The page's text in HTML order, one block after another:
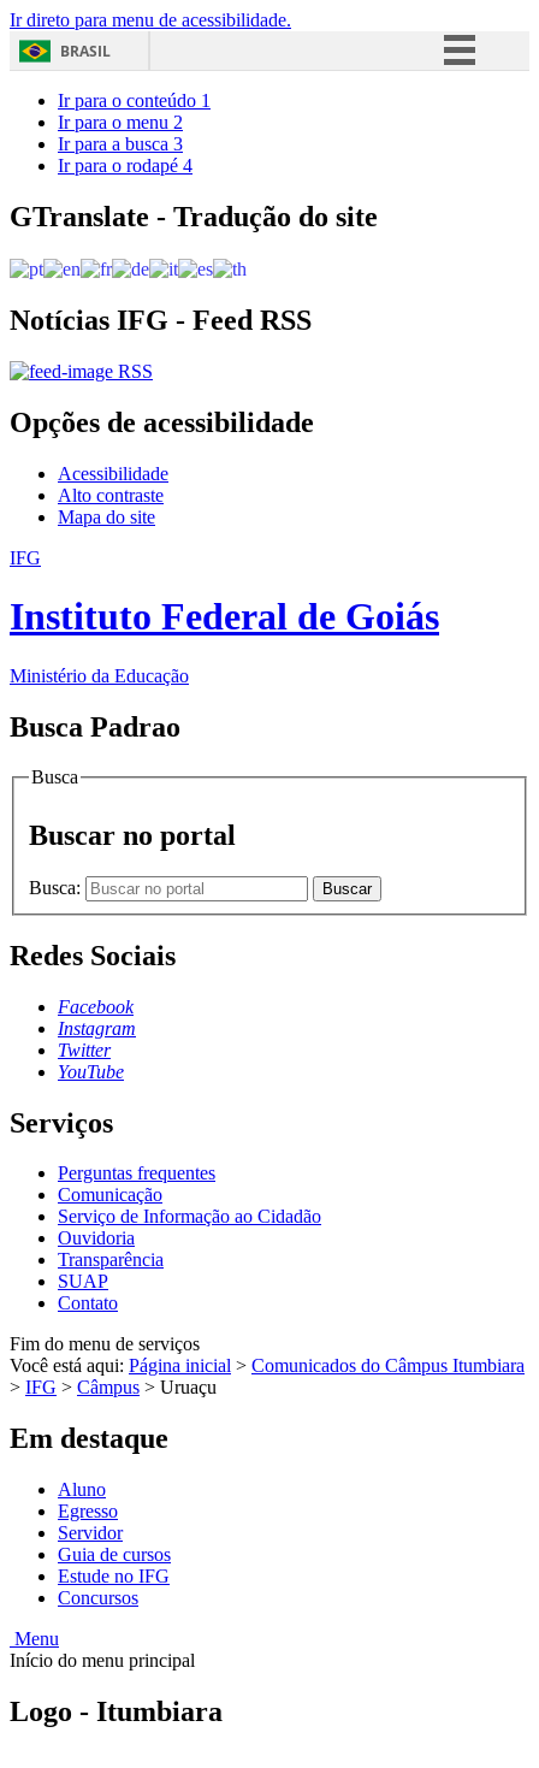
Ir direto para menu de acessibilidade.
BRASIL
Acesso à informação
Ir para o conteúdo 1
Ir para o menu 2
Ir para a busca 3
Ir para o rodapé 4
GTranslate - Tradução do site
Notícias IFG - Feed RSS
RSS
Opções de acessibilidade
Acessibilidade
Alto contraste
Mapa do site
IFG
Instituto Federal de Goiás
Ministério da Educação
Busca Padrao
Busca
Buscar no portal
Busca: Buscar
Redes Sociais
Facebook
Instagram
Twitter
YouTube
Serviços
Perguntas frequentes
Comunicação
Serviço de Informação ao Cidadão
Ouvidoria
Transparência
SUAP
Contato
Fim do menu de serviços
Você está aqui: Página inicial > Comunicados do Câmpus Itumbiara
> IFG > Câmpus > Uruaçu
Em destaque
Aluno
Egresso
Servidor
Guia de cursos
Estude no IFG
Concursos
Menu
Início do menu principal
Logo - Itumbiara